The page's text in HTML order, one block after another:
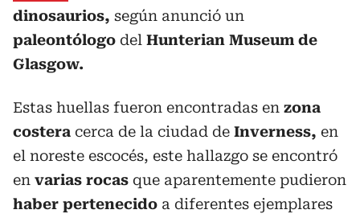
dinosaurios, según anunció un
paleontólogo del Hunterian Museum de
Glasgow.
Estas huellas fueron encontradas en zona
costera cerca de la ciudad de Inverness, en
el noreste escocés, este hallazgo se encontró
en varias rocas que aparentemente pudieron
haber pertenecido a diferentes ejemplares